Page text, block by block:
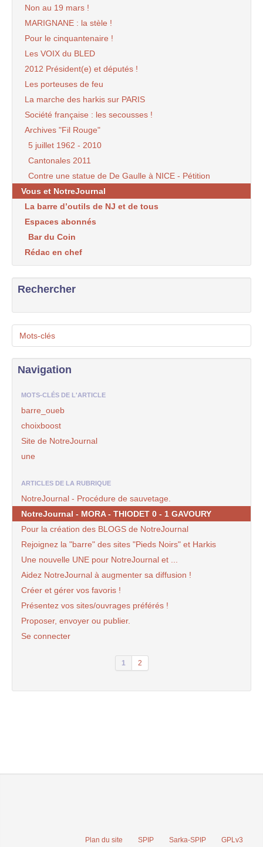
Non au 19 mars !
MARIGNANE : la stèle !
Pour le cinquantenaire !
Les VOIX du BLED
2012 Président(e) et députés !
Les porteuses de feu
La marche des harkis sur PARIS
Société française : les secousses !
Archives "Fil Rouge"
5 juillet 1962 - 2010
Cantonales 2011
Contre une statue de De Gaulle à NICE - Pétition
Vous et NotreJournal
La barre d’outils de NJ et de tous
Espaces abonnés
Bar du Coin
Rédac en chef
Rechercher
Mots-clés
Navigation
MOTS-CLÉS DE L'ARTICLE
barre_oueb
choixboost
Site de NotreJournal
une
ARTICLES DE LA RUBRIQUE
NotreJournal - Procédure de sauvetage.
NotreJournal - MORA - THIODET 0 - 1 GAVOURY
Pour la création des BLOGS de NotreJournal
Rejoignez la "barre" des sites "Pieds Noirs" et Harkis
Une nouvelle UNE pour NotreJournal et ...
Aidez NotreJournal à augmenter sa diffusion !
Créer et gérer vos favoris !
Présentez vos sites/ouvrages préférés !
Proposer, envoyer ou publier.
Se connecter
1 2
Plan du site SPIP Sarka-SPIP GPLv3